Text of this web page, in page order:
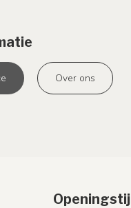
Over ons